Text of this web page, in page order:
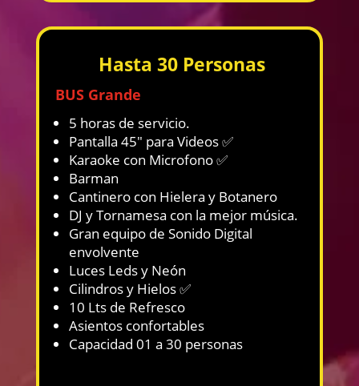
Hasta 30 Personas
BUS Grande
5 horas de servicio.
Pantalla 45″ para Videos ✅
Karaoke con Microfono ✅
Barman
Cantinero con Hielera y Botanero
DJ y Tornamesa con la mejor música.
Gran equipo de Sonido Digital
envolvente
Luces Leds y Neón
Cilindros y Hielos ✅
10 Lts de Refresco
Asientos confortables
Capacidad 01 a 30 personas